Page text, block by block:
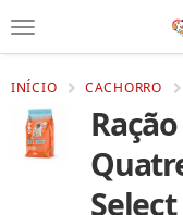
INÍCIO CACHORRO
Select